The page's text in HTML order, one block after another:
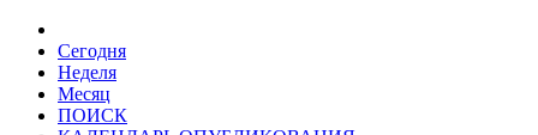
Сегодня
Неделя
Месяц
ПОИСК